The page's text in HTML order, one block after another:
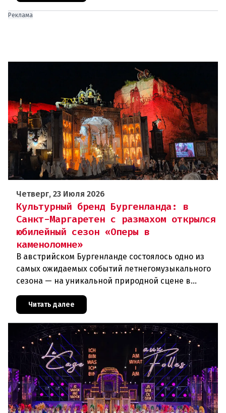
Реклама
Четверг, 23 Июля 2026
Культурный бренд Бургенланда: в
Санкт-Маргаретен с размахом открылся
юбилейный сезон «Оперы в
каменоломне»
В австрийском Бургенланде состоялось одно из
самых ожидаемых событий летнегомузыкального
сезона — на уникальной природной сцене в
римской каменоломне Санкт-Маргаретен (St.
Margarethen) прошла грандиоз
Читать далее